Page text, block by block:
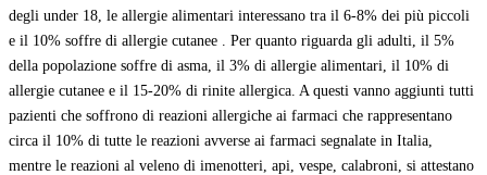
degli under 18, le allergie alimentari interessano tra il 6-8% dei più piccoli
e il 10% soffre di allergie cutanee . Per quanto riguarda gli adulti, il 5%
della popolazione soffre di asma, il 3% di allergie alimentari, il 10% di
allergie cutanee e il 15-20% di rinite allergica. A questi vanno aggiunti tutti
pazienti che soffrono di reazioni allergiche ai farmaci che rappresentano
circa il 10% di tutte le reazioni avverse ai farmaci segnalate in Italia,
mentre le reazioni al veleno di imenotteri, api, vespe, calabroni, si attestano